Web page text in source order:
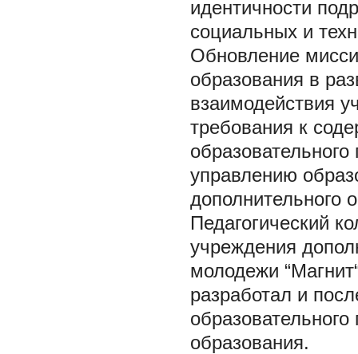
идентичности
социальных и
Обновление
образования в
взаимодействия
требования к
управлению
дополнительного
Педагогический
учреждения
молодежи
разработал и
образования.